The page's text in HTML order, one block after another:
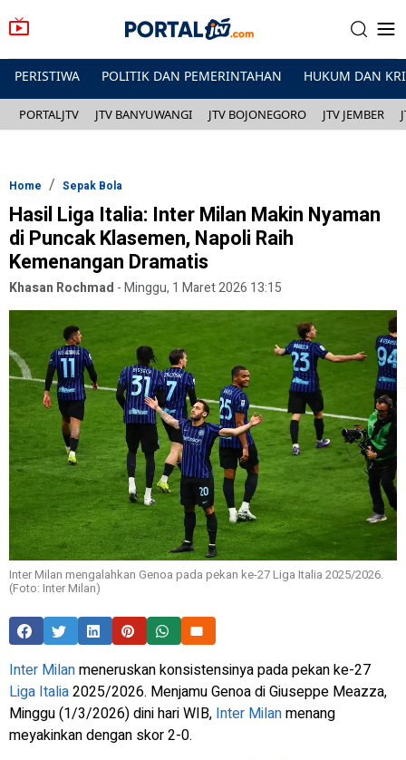
PERISTIWA POLITIK DAN PEMERINTAHAN HUKUM DAN
PORTALJTV JTV BANYUWANGI JTV BOJONEGORO JTV JEMBER
Home Sepak Bola
Hasil Liga Italia: Inter Milan Makin Nyaman
di Puncak Klasemen, Napoli Raih
Kemenangan Dramatis
Khasan Rochmad -Minggu, 1 Maret 2026 13:15
Inter Milan mengalahkan Genoa pada pekan ke-27 Liga Italia 2025/2026.
(Foto: Inter Milan)
Inter Milanmeneruskan konsistensinya pada pekan ke-27
Liga Italia2025/2026. Menjamu Genoa di Giuseppe Meazza,
Minggu (1/3/2026) dini hari WIB, Inter Milanmenang
meyakinkan dengan skor 2-0.